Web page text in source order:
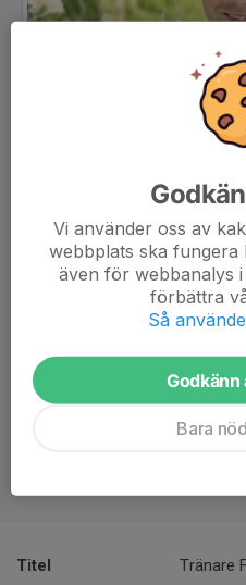
Titel Tränare
Vi använder oss av
webbplats ska fungera
även för webbanalys
förbättra
Så
Godkänn
Bara